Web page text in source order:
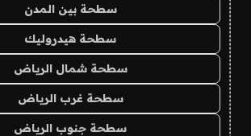
سطحة بين المدن
سطحة هيدروليك
سطحة شمال الرياض
سطحة غرب الرياض
سطحة جنوب الرياض